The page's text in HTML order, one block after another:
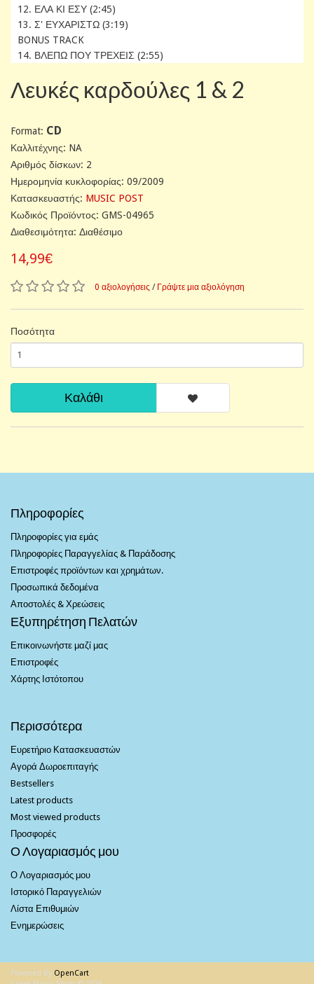
12. ΕΛΑ ΚΙ ΕΣΥ (2:45)
13. Σ' ΕΥΧΑΡΙΣΤΩ (3:19)
BONUS TRACK
14. ΒΛΕΠΩ ΠΟΥ ΤΡΕΧΕΙΣ (2:55)
Λευκές καρδούλες 1 & 2
Format: CD
Καλλιτέχνης: NA
Αριθμός δίσκων: 2
Ημερομηνία κυκλοφορίας: 09/2009
Κατασκευαστής: MUSIC POST
Κωδικός Προϊόντος: GMS-04965
Διαθεσιμότητα: Διαθέσιμο
14,99€
0 αξιολογήσεις / Γράψτε μια αξιολόγηση
Ποσότητα
Καλάθι
Πληροφορίες
Πληροφορίες για εμάς
Πληροφορίες Παραγγελίας & Παράδοσης
Επιστροφές προϊόντων και χρημάτων.
Προσωπικά δεδομένα
Αποστολές & Χρεώσεις
Εξυπηρέτηση Πελατών
Επικοινωνήστε μαζί μας
Επιστροφές
Χάρτης Ιστότοπου
Περισσότερα
Ευρετήριο Κατασκευαστών
Αγορά Δωροεπιταγής
Bestsellers
Latest products
Most viewed products
Προσφορές
Ο Λογαριασμός μου
Ο Λογαριασμός μου
Ιστορικό Παραγγελιών
Λίστα Επιθυμιών
Ενημερώσεις
Powered By OpenCart